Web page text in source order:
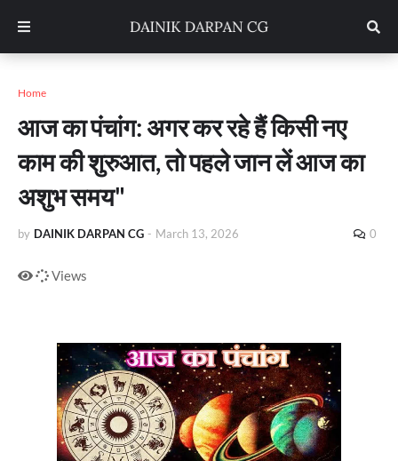
Home
आज का पंचांग: अगर कर रहे हैं किसी नए
काम की शुरुआत, तो पहले जान लें आज का
अशुभ समय"
by DAINIK DARPAN CG - March 13, 2026 0
Views